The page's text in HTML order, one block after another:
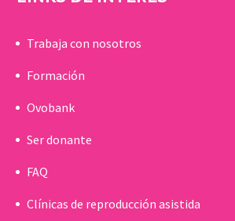
Trabaja con nosotros
Formación
Ovobank
Ser donante
FAQ
Clínicas de reproducción asistida